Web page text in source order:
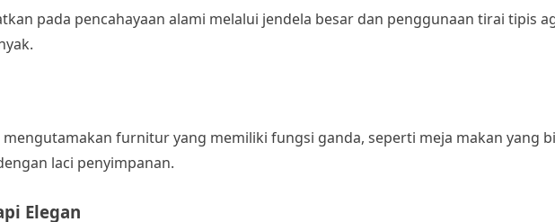
pada pencahayaan alami melalui jendela besar dan penggunaan tirai tipis
mengutamakan furnitur yang memiliki fungsi ganda, seperti meja makan yang
laci penyimpanan.
Elegan